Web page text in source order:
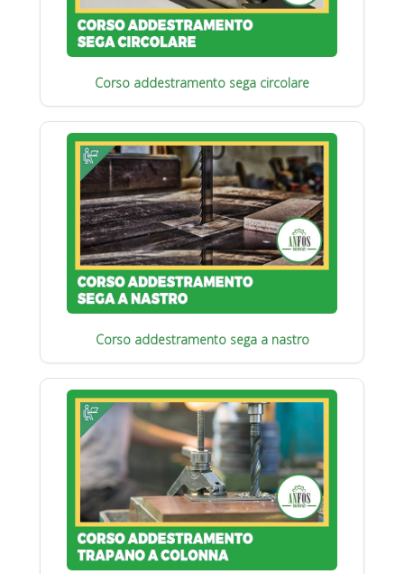
Corso addestramento sega circolare
Corso addestramento sega a nastro